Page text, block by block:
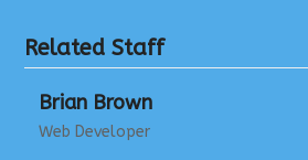
Related Staff
Brian Brown
Web Developer